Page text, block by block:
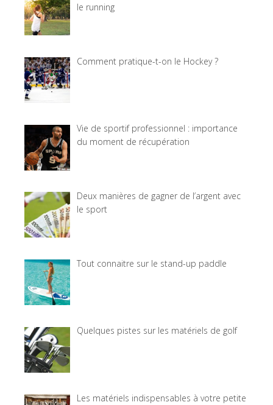
le running
Comment pratique-t-on le Hockey ?
Vie de sportif professionnel : importance
du moment de récupération
Deux manières de gagner de l’argent avec
le sport
Tout connaitre sur le stand-up paddle
Quelques pistes sur les matériels de golf
Les matériels indispensables à votre petite